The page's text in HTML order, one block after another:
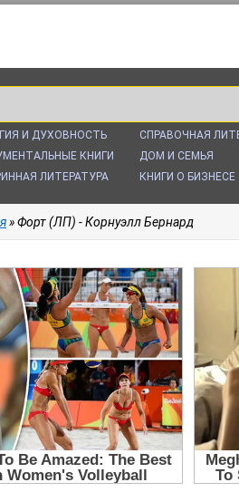
И ДУХОВНОСТЬ
КНИГИ
ЛИТЕРАТУРА
СПРАВОЧНАЯ
ДОМ И СЕМЬЯ
КНИГИ О БИЗНЕСЕ
» Форт (ЛП) - Корнуэлл Бернард